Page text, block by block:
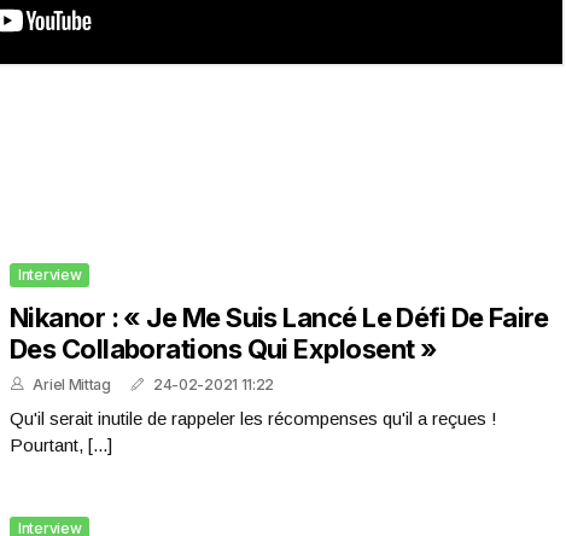
Interview
Nikanor : « Je Me Suis Lancé Le Défi De Faire
Des Collaborations Qui Explosent »
Ariel Mittag 24-02-2021 11:22
Qu'il serait inutile de rappeler les récompenses qu'il a reçues !
Pourtant, [...]
Interview